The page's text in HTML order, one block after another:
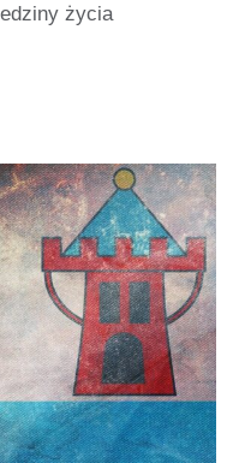
życia